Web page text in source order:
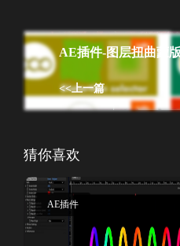
AE插件-图层扭曲蒙
<<上一篇
猜你喜欢
AE插件